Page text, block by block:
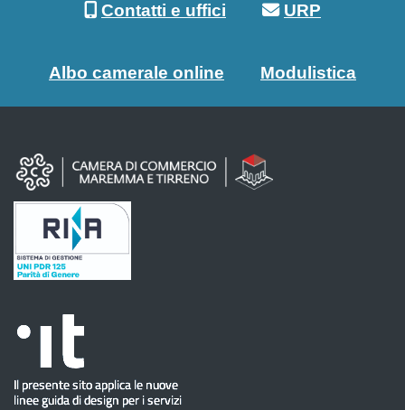
Contatti e uffici URP
Albo camerale online Modulistica